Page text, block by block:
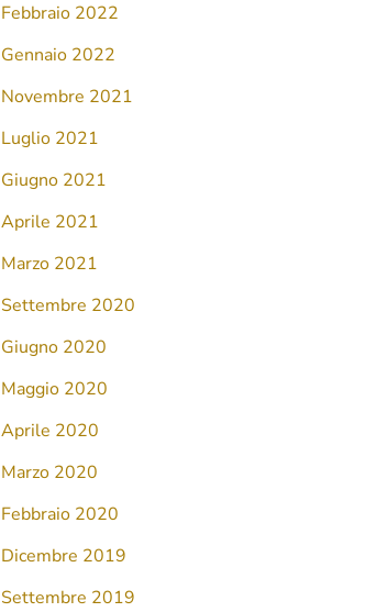
Febbraio 2022
Gennaio 2022
Novembre 2021
Luglio 2021
Giugno 2021
Aprile 2021
Marzo 2021
Settembre 2020
Giugno 2020
Maggio 2020
Aprile 2020
Marzo 2020
Febbraio 2020
Dicembre 2019
Settembre 2019